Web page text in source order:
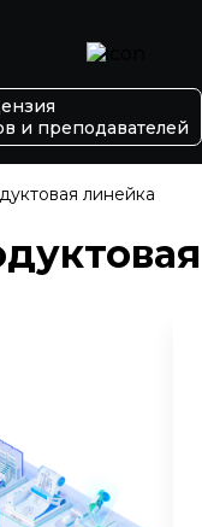
и преподавателей
линейка